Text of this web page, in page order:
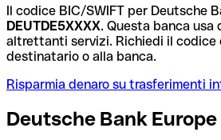
Il codice BIC/SWIFT per Deutsche
DEUTDE5XXXX. Questa banca usa
altrettanti servizi. Richiedi il codice
destinatario o alla banca.
Risparmia denaro su trasferimenti
Deutsche Bank Europe